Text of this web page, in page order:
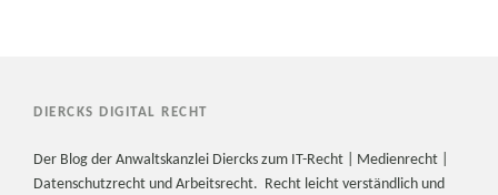
DIERCKS DIGITAL RECHT
Der Blog der Anwaltskanzlei Diercks zum IT-Recht | Medienrecht |
Datenschutzrecht und Arbeitsrecht. Recht leicht verständlich und